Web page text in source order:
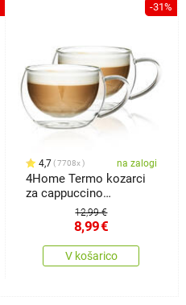
-31%
4,7 7708x na zalogi
4Home Termo kozarci
za cappuccino
Hot&Cool 280 ml, 2
12,99 €
8,99€
V košarico